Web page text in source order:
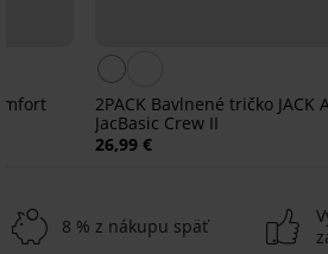
2PACK Bavlnené tričko JACK
JacBasic Crew II
26,99 €
8 % z nákupu späť